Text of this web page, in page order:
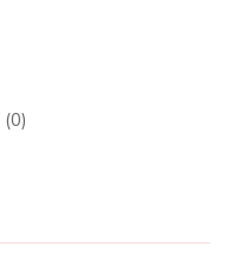
(0)